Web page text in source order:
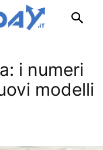
i numeri
modelli